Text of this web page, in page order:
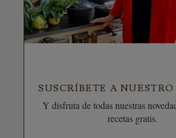
SUSCRÍBETE A
Y disfruta de todas nuestras
recetas gratis.